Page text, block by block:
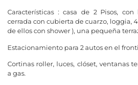
Características : casa de 2 Pisos,
cerrada con cubierta de cuarzo, loggia,
de ellos con shower ), una pequeña
Estacionamiento para 2 autos en el
Cortinas roller, luces, clóset, ventanas
a gas.